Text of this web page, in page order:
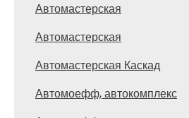
Автомастерская
Автомастерская
Автомастерская Каскад
Автомоефф, автокомплекс